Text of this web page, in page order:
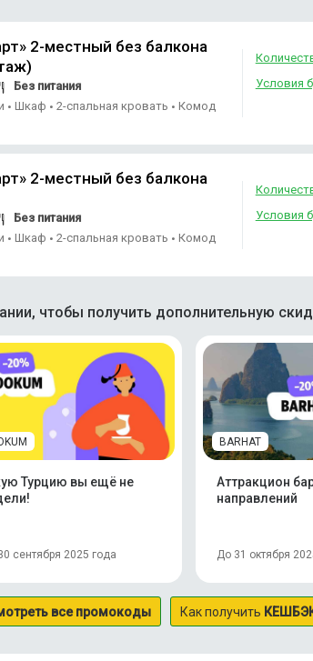
2-местный без балкона
Без питания
• Шкаф • 2-спальная кровать • Комод
Условия
2-местный без балкона
Без питания
• Шкаф • 2-спальная кровать • Комод
Условия
чтобы получить дополнительную
Турцию вы ещё не
сентября 2025 года
BARHAT
Аттракцион
направлений
До 31 октября
все промокоды Как получить